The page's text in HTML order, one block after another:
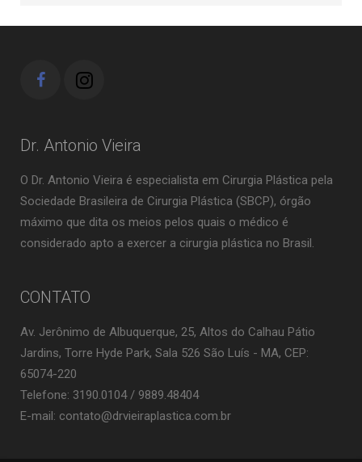
Dr. Antonio Vieira
O Dr. Antonio Vieira é especialista em Cirurgia Plástica pela
Sociedade Brasileira de Cirurgia Plástica (SBCP), órgão
máximo que dita os meios pelos quais o médico é
considerado apto a exercer a cirurgia plástica no Brasil.
CONTATO
Av. Jerônimo de Albuquerque, 25, Altos do Calhau Pátio
Jardins, Torre Hyde Park, Sala 526 São Luís - MA, CEP:
65074-220
Telefone: 3190.0104 / 9889.48404
E-mail: contato@drvieiraplastica.com.br